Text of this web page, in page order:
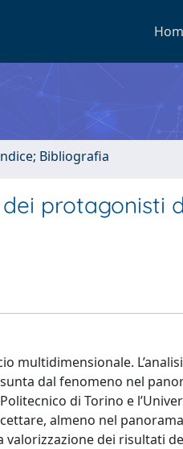
Bibliografia
protagonisti
multidimensionale.
dal fenomeno nel
di Torino e
almeno nel
dei risultati